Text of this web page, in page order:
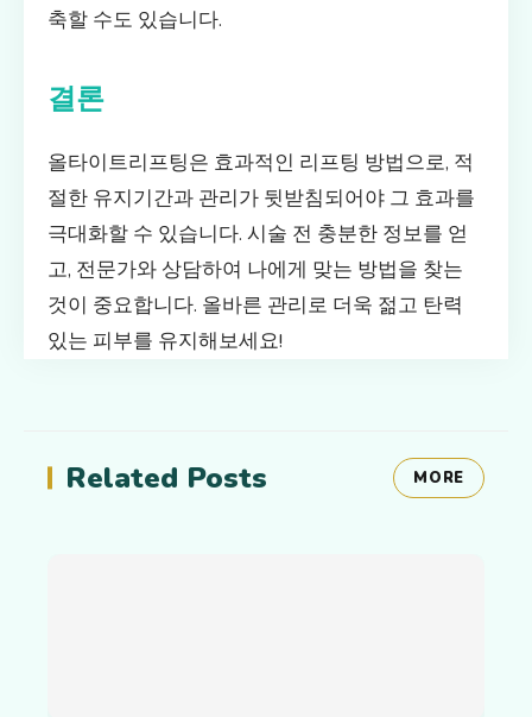
축할 수도 있습니다.
결론
올타이트리프팅은 효과적인 리프팅 방법으로, 적
절한 유지기간과 관리가 뒷받침되어야 그 효과를
극대화할 수 있습니다. 시술 전 충분한 정보를 얻
고, 전문가와 상담하여 나에게 맞는 방법을 찾는
것이 중요합니다. 올바른 관리로 더욱 젊고 탄력
있는 피부를 유지해보세요!
Related Posts MORE